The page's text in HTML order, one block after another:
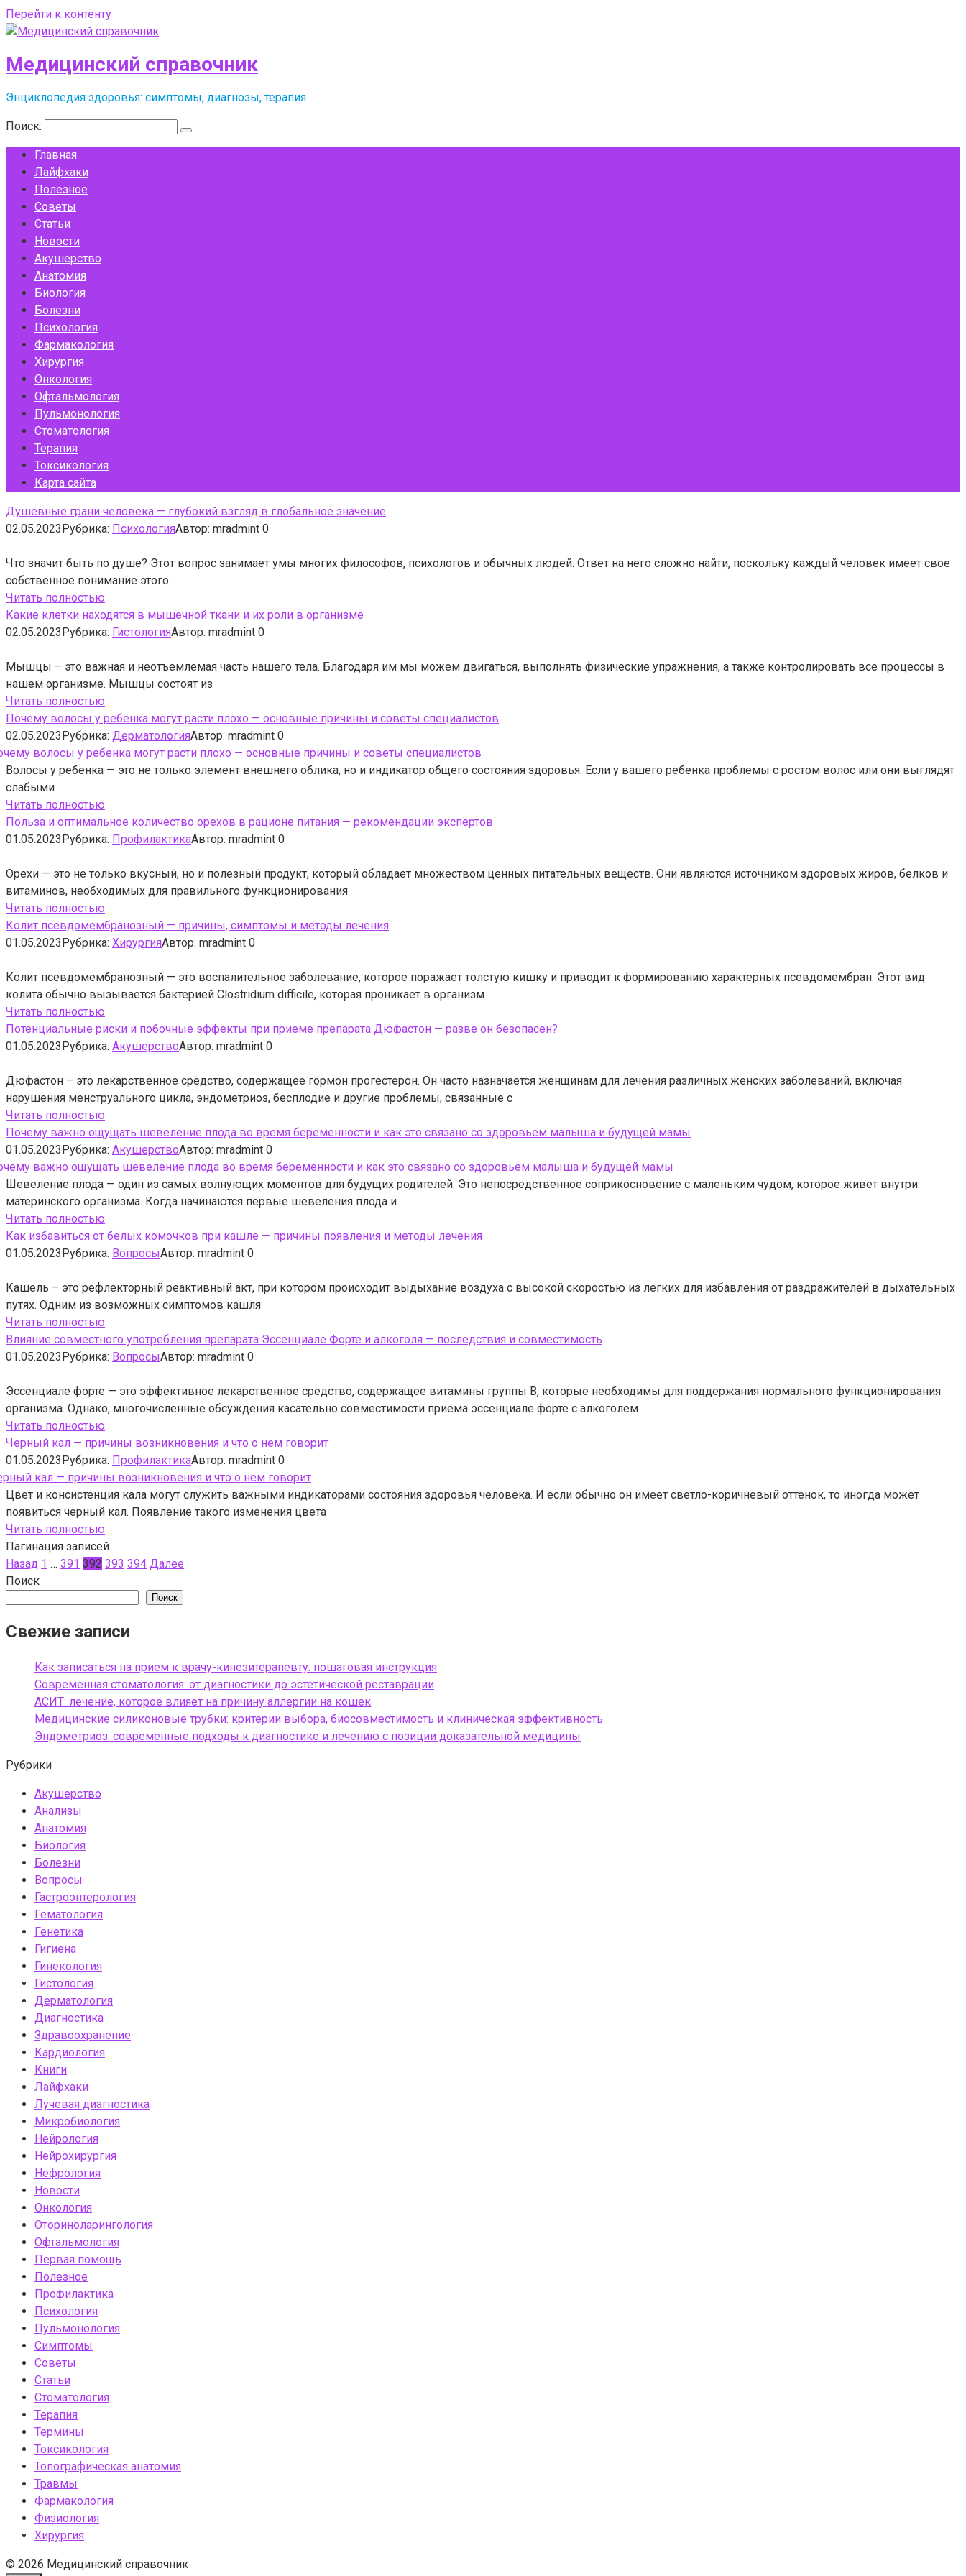
Перейти к контенту
Медицинский справочник
Энциклопедия здоровья: симптомы, диагнозы, терапия
Поиск:
Главная
Лайфхаки
Полезное
Советы
Статьи
Новости
Акушерство
Анатомия
Биология
Болезни
Психология
Фармакология
Хирургия
Онкология
Офтальмология
Пульмонология
Стоматология
Терапия
Токсикология
Карта сайта
Душевные грани человека — глубокий взгляд в глобальное значение
02.05.2023Рубрика: ПсихологияАвтор: mradmint 0
Что значит быть по душе? Этот вопрос занимает умы многих философов, психологов и обычных людей. Ответ на него сложно найти, поскольку каждый человек имеет свое
собственное понимание этого
Читать полностью
Какие клетки находятся в мышечной ткани и их роли в организме
02.05.2023Рубрика: ГистологияАвтор: mradmint 0
Мышцы – это важная и неотъемлемая часть нашего тела. Благодаря им мы можем двигаться, выполнять физические упражнения, а также контролировать все процессы в
нашем организме. Мышцы состоят из
Читать полностью
Почему волосы у ребенка могут расти плохо — основные причины и советы специалистов
02.05.2023Рубрика: ДерматологияАвтор: mradmint 0
Волосы у ребенка — это не только элемент внешнего облика, но и индикатор общего состояния здоровья. Если у вашего ребенка проблемы с ростом волос или они выглядят
слабыми
Читать полностью
Польза и оптимальное количество орехов в рационе питания — рекомендации экспертов
01.05.2023Рубрика: ПрофилактикаАвтор: mradmint 0
Орехи — это не только вкусный, но и полезный продукт, который обладает множеством ценных питательных веществ. Они являются источником здоровых жиров, белков и
витаминов, необходимых для правильного функционирования
Читать полностью
Колит псевдомембранозный — причины, симптомы и методы лечения
01.05.2023Рубрика: ХирургияАвтор: mradmint 0
Колит псевдомембранозный — это воспалительное заболевание, которое поражает толстую кишку и приводит к формированию характерных псевдомембран. Этот вид
колита обычно вызывается бактерией Clostridium difficile, которая проникает в организм
Читать полностью
Потенциальные риски и побочные эффекты при приеме препарата Дюфастон — разве он безопасен?
01.05.2023Рубрика: АкушерствоАвтор: mradmint 0
Дюфастон – это лекарственное средство, содержащее гормон прогестерон. Он часто назначается женщинам для лечения различных женских заболеваний, включая
нарушения менструального цикла, эндометриоз, бесплодие и другие проблемы, связанные с
Читать полностью
Почему важно ощущать шевеление плода во время беременности и как это связано со здоровьем малыша и будущей мамы
01.05.2023Рубрика: АкушерствоАвтор: mradmint 0
Шевеление плода — один из самых волнующих моментов для будущих родителей. Это непосредственное соприкосновение с маленьким чудом, которое живет внутри
материнского организма. Когда начинаются первые шевеления плода и
Читать полностью
Как избавиться от белых комочков при кашле — причины появления и методы лечения
01.05.2023Рубрика: ВопросыАвтор: mradmint 0
Кашель – это рефлекторный реактивный акт, при котором происходит выдыхание воздуха с высокой скоростью из легких для избавления от раздражителей в дыхательных
путях. Одним из возможных симптомов кашля
Читать полностью
Влияние совместного употребления препарата Эссенциале Форте и алкоголя — последствия и совместимость
01.05.2023Рубрика: ВопросыАвтор: mradmint 0
Эссенциале форте — это эффективное лекарственное средство, содержащее витамины группы В, которые необходимы для поддержания нормального функционирования
организма. Однако, многочисленные обсуждения касательно совместимости приема эссенциале форте с алкоголем
Читать полностью
Черный кал — причины возникновения и что о нем говорит
01.05.2023Рубрика: ПрофилактикаАвтор: mradmint 0
Цвет и консистенция кала могут служить важными индикаторами состояния здоровья человека. И если обычно он имеет светло-коричневый оттенок, то иногда может
появиться черный кал. Появление такого изменения цвета
Читать полностью
Пагинация записей
Назад 1 … 391 392 393 394 Далее
Поиск
Поиск
Свежие записи
Как записаться на прием к врачу-кинезитерапевту: пошаговая инструкция
Современная стоматология: от диагностики до эстетической реставрации
АСИТ: лечение, которое влияет на причину аллергии на кошек
Медицинские силиконовые трубки: критерии выбора, биосовместимость и клиническая эффективность
Эндометриоз: современные подходы к диагностике и лечению с позиции доказательной медицины
Рубрики
Акушерство
Анализы
Анатомия
Биология
Болезни
Вопросы
Гастроэнтерология
Гематология
Генетика
Гигиена
Гинекология
Гистология
Дерматология
Диагностика
Здравоохранение
Кардиология
Книги
Лайфхаки
Лучевая диагностика
Микробиология
Нейрология
Нейрохирургия
Нефрология
Новости
Онкология
Оториноларингология
Офтальмология
Первая помощь
Полезное
Профилактика
Психология
Пульмонология
Симптомы
Советы
Статьи
Стоматология
Терапия
Термины
Токсикология
Топографическая анатомия
Травмы
Фармакология
Физиология
Хирургия
© 2026 Медицинский справочник